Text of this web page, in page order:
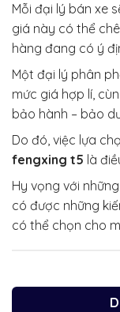
Mỗi đại lý bán xe
giá này có thể
hàng đang có ý
Một đại lý phân
mức giá hợp lí,
bảo hành – bảo
Do đó, việc lựa
fengxing t5 là
Hy vọng với
có được những
có thể chọn cho